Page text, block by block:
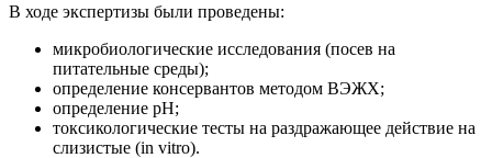
В ходе экспертизы были проведены:
микробиологические исследования (посев на
питательные среды);
определение консервантов методом ВЭЖХ;
определение pH;
токсикологические тесты на раздражающее действие на
слизистые (in vitro).